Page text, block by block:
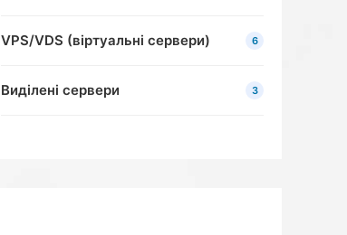
VPS/VDS (віртуальні сервери) 6
Виділені сервери 3